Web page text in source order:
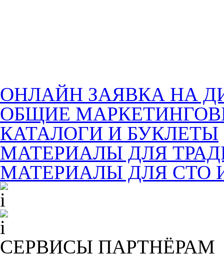
ОНЛАЙН ЗАЯВКА НА
ОБЩИЕ
КАТАЛОГИ И БУКЛЕТЫ
МАТЕРИАЛЫ ДЛЯ
МАТЕРИАЛЫ ДЛЯ СТО
СЕРВИСЫ ПАРТНЁРАМ